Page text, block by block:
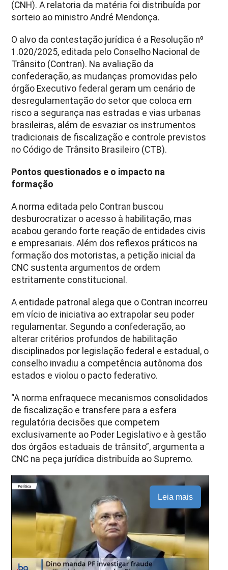
(CNH). A relatoria da matéria foi distribuída por
sorteio ao ministro André Mendonça.
O alvo da contestação jurídica é a Resolução nº
1.020/2025, editada pelo Conselho Nacional de
Trânsito (Contran). Na avaliação da
confederação, as mudanças promovidas pelo
órgão Executivo federal geram um cenário de
desregulamentação do setor que coloca em
risco a segurança nas estradas e vias urbanas
brasileiras, além de esvaziar os instrumentos
tradicionais de fiscalização e controle previstos
no Código de Trânsito Brasileiro (CTB).
Pontos questionados e o impacto na
formação
A norma editada pelo Contran buscou
desburocratizar o acesso à habilitação, mas
acabou gerando forte reação de entidades civis
e empresariais. Além dos reflexos práticos na
formação dos motoristas, a petição inicial da
CNC sustenta argumentos de ordem
estritamente constitucional.
A entidade patronal alega que o Contran incorreu
em vício de iniciativa ao extrapolar seu poder
regulamentar. Segundo a confederação, ao
alterar critérios profundos de habilitação
disciplinados por legislação federal e estadual, o
conselho invadiu a competência autônoma dos
estados e violou o pacto federativo.
“A norma enfraquece mecanismos consolidados
de fiscalização e transfere para a esfera
regulatória decisões que competem
exclusivamente ao Poder Legislativo e à gestão
dos órgãos estaduais de trânsito”, argumenta a
CNC na peça jurídica distribuída ao Supremo.
Leia mais